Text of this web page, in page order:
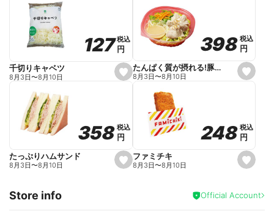
o
r
i
e
o
r
i
e
s
e
o
r
i
e
127
127税込
税込
円
円
千切りキャベツ
8月3日〜8月10日
s
e
o
r
i
e
398
398 税込
税込
円
円
たんぱく質が摂れる!豚しゃぶのパスタサラダ
8月3日〜8月10日
s
e
358
358税込
税込
円
円
たっぷりハムサンド
8月3日〜8月10日
s
e
a
248
248 税込
税込
円
円
ファミチキ
8月3日〜8月10日
Store info Official Account